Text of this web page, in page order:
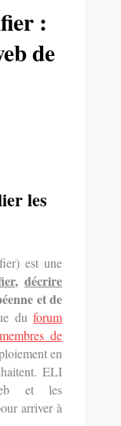
:
de
les
est une
,décrire
et de
duforum
de
en
ELI
et les
arriver à